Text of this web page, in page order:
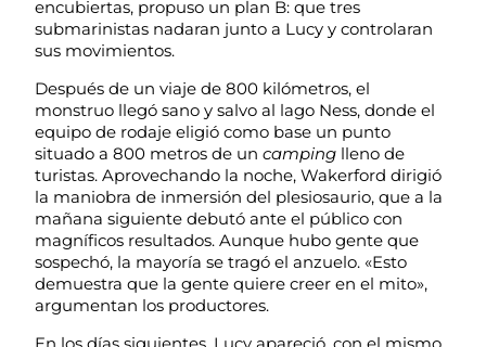
encubiertas, propuso un plan B: que tres
submarinistas nadaran junto a Lucy y controlaran
sus movimientos.
Después de un viaje de 800 kilómetros, el
monstruo llegó sano y salvo al lago Ness, donde el
equipo de rodaje eligió como base un punto
situado a 800 metros de un camping lleno de
turistas. Aprovechando la noche, Wakerford dirigió
la maniobra de inmersión del plesiosaurio, que a la
mañana siguiente debutó ante el público con
magníficos resultados. Aunque hubo gente que
sospechó, la mayoría se tragó el anzuelo. «Esto
demuestra que la gente quiere creer en el mito»,
argumentan los productores.
En los días siguientes, Lucy apareció, con el mismo